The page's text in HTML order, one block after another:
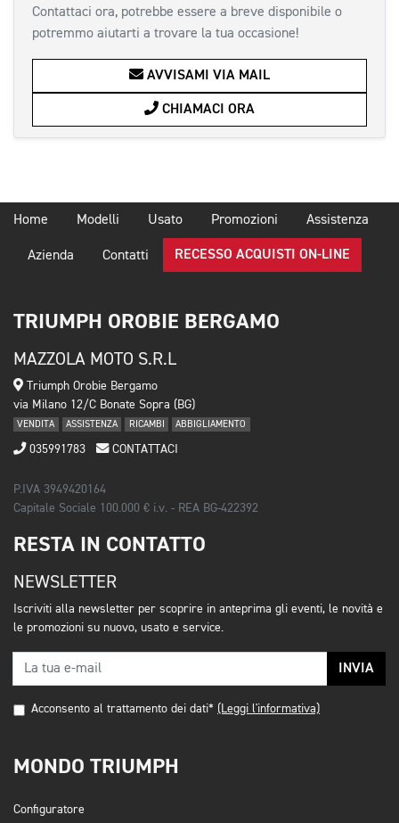
Contattaci ora, potrebbe essere a breve disponibile o
potremmo aiutarti a trovare la tua occasione!
AVVISAMI VIA MAIL
CHIAMACI ORA
Home Modelli Usato Promozioni Assistenza
Azienda Contatti RECESSO ACQUISTI ON-LINE
TRIUMPH OROBIE BERGAMO
MAZZOLA MOTO S.R.L
Triumph Orobie Bergamo
via Milano 12/C Bonate Sopra (BG)
VENDITA ASSISTENZA RICAMBI ABBIGLIAMENTO
035991783 CONTATTACI
P.IVA 3949420164
Capitale Sociale 100.000 € i.v. - REA BG-422392
RESTA IN CONTATTO
NEWSLETTER
Iscriviti alla newsletter per scoprire in anteprima gli eventi, le novità e
le promozioni su nuovo, usato e service.
INVIA
Acconsento al trattamento dei dati* (Leggi l'informativa)
MONDO TRIUMPH
Configuratore